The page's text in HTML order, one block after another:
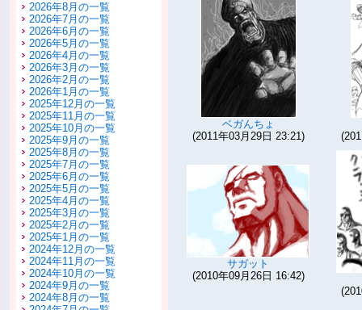
2026年8月の一覧
2026年7月の一覧
2026年6月の一覧
2026年5月の一覧
2026年4月の一覧
2026年3月の一覧
2026年2月の一覧
2026年1月の一覧
2025年12月の一覧
2025年11月の一覧
2025年10月の一覧
2025年9月の一覧
2025年8月の一覧
2025年7月の一覧
2025年6月の一覧
2025年5月の一覧
2025年4月の一覧
2025年3月の一覧
2025年2月の一覧
2025年1月の一覧
2024年12月の一覧
2024年11月の一覧
2024年10月の一覧
2024年9月の一覧
2024年8月の一覧
ベガんちょ
(2011年03月29日 23:21)
サガット
(2010年09月26日 16:42)